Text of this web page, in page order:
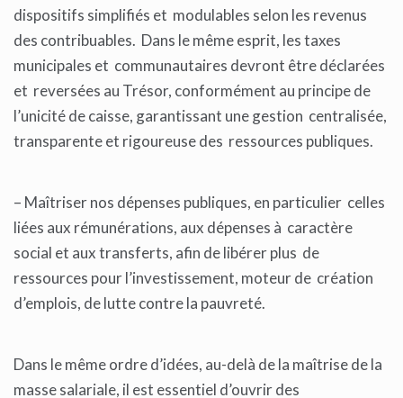
dispositifs simplifiés et modulables selon les revenus
des contribuables. Dans le même esprit, les taxes
municipales et communautaires devront être déclarées
et reversées au Trésor, conformément au principe de
l’unicité de caisse, garantissant une gestion centralisée,
transparente et rigoureuse des ressources publiques.
– Maîtriser nos dépenses publiques, en particulier celles
liées aux rémunérations, aux dépenses à caractère
social et aux transferts, afin de libérer plus de
ressources pour l’investissement, moteur de création
d’emplois, de lutte contre la pauvreté.
Dans le même ordre d’idées, au-delà de la maîtrise de la
masse salariale, il est essentiel d’ouvrir des